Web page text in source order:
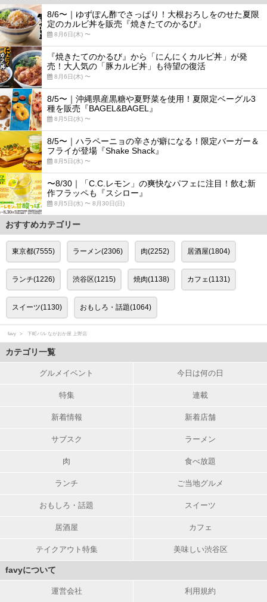
8/6〜｜ゆずぽん酢でさっぱり！大根おろしをのせた夏限
定のカルビ丼を販売『焼きたてのかるび』
8月6日(木) 〜
『焼きたてのかるび』から「にんにくカルビ丼」が発
売！大人気の「豚カルビ丼」も待望の復活
8月6日(木) 〜
8/5〜｜沖縄県産黒糖や夏野菜を使用！夏限定ベーグル3
種を販売『BAGEL&BAGEL』
8月5日(水) 〜
8/5〜｜ハラペーニョの辛さが癖になる！限定バーガー＆
フライが登場『Shake Shack』
8月5日(水) 〜
〜8/30｜「C.C.レモン」の爽快なパフェに注目！飲む新
作フラッペも『スシロー』
8月5日(水) 〜 8月30日(日)
おすすめカテゴリー
東京都(7555) ラーメン(2306) 肉(2252) 居酒屋(1804)
ランチ(1226) 渋谷区(1215) 焼肉(1138) カフェ(1131)
スイーツ(1130) おもしろ・話題(1064)
favy 下町バル ながおか屋 上野店
カテゴリ一覧
グルメイベント 今日は何の日
特集 連載
新着情報 新着店舗
サブスク ラーメン
肉 食べ放題
ランチ ご当地グルメ
おもしろ・話題 スイーツ
居酒屋 カフェ
テイクアウト特集 美味しい渋谷区
favyについて
運営会社 利用規約